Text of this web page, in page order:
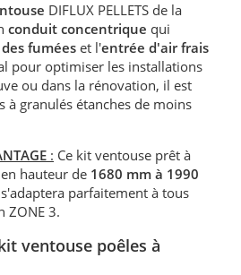
DIFLUX PELLETS de la
conduit concentrique qui
fumées et l'entrée d'air frais
pour optimiser les installations
ou dans la rénovation, il est
à granulés étanches de moins
: Ce kit ventouse prêt à
hauteur de 1680 mm à 1990
parfaitement à tous
ZONE 3.
ventouse poêles à